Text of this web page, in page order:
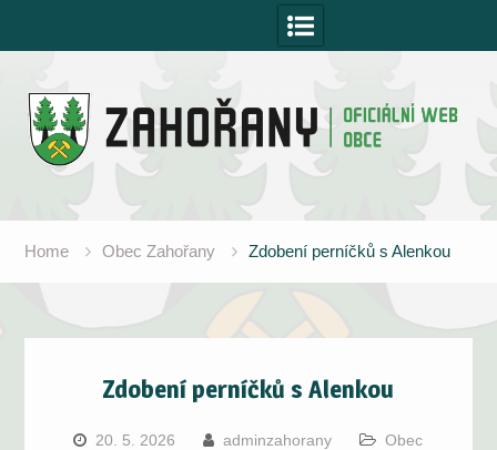
Home Obec Zahořany Zdobení perníčků s Alenkou
Zdobení perníčků s Alenkou
20. 5. 2026 adminzahorany
Obec